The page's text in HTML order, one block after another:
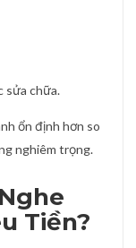
sửa chữa.
ổn định hơn so
nghiêm trọng.
Tiền?